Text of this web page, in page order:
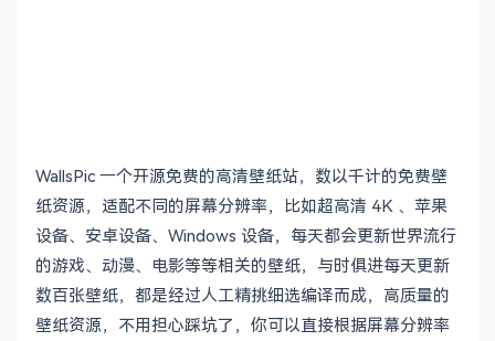
WallsPic 一个开源免费的高清壁纸站，数以千计的免费壁
纸资源，适配不同的屏幕分辨率，比如超高清 4K 、苹果
设备、安卓设备、Windows 设备，每天都会更新世界流行
的游戏、动漫、电影等等相关的壁纸，与时俱进每天更新
数百张壁纸，都是经过人工精挑细选编译而成，高质量的
壁纸资源，不用担心踩坑了，你可以直接根据屏幕分辨率